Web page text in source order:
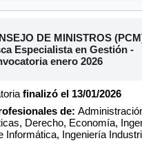
DE MINISTROS
Especialista en Gestión -
enero 2026
finalizó el 13/01/2026
de:
Derecho, Economía,
Informática, Ingeniería